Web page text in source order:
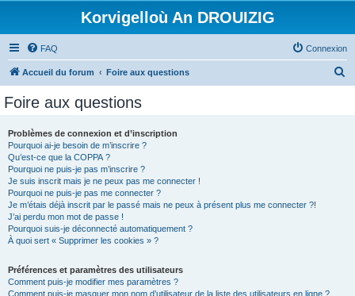
Korvigelloù An DROUIZIG
FAQ Connexion
Accueil du forum Foire aux questions
Foire aux questions
Problèmes de connexion et d’inscription
Pourquoi ai-je besoin de m’inscrire ?
Qu’est-ce que la COPPA ?
Pourquoi ne puis-je pas m’inscrire ?
Je suis inscrit mais je ne peux pas me connecter !
Pourquoi ne puis-je pas me connecter ?
Je m’étais déjà inscrit par le passé mais ne peux à présent plus me connecter ?!
J’ai perdu mon mot de passe !
Pourquoi suis-je déconnecté automatiquement ?
À quoi sert « Supprimer les cookies » ?
Préférences et paramètres des utilisateurs
Comment puis-je modifier mes paramètres ?
Comment puis-je masquer mon nom d’utilisateur de la liste des utilisateurs en ligne ?